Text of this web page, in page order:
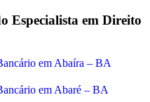
Especialista em Direito
em Abaíra – BA
em Abaré – BA